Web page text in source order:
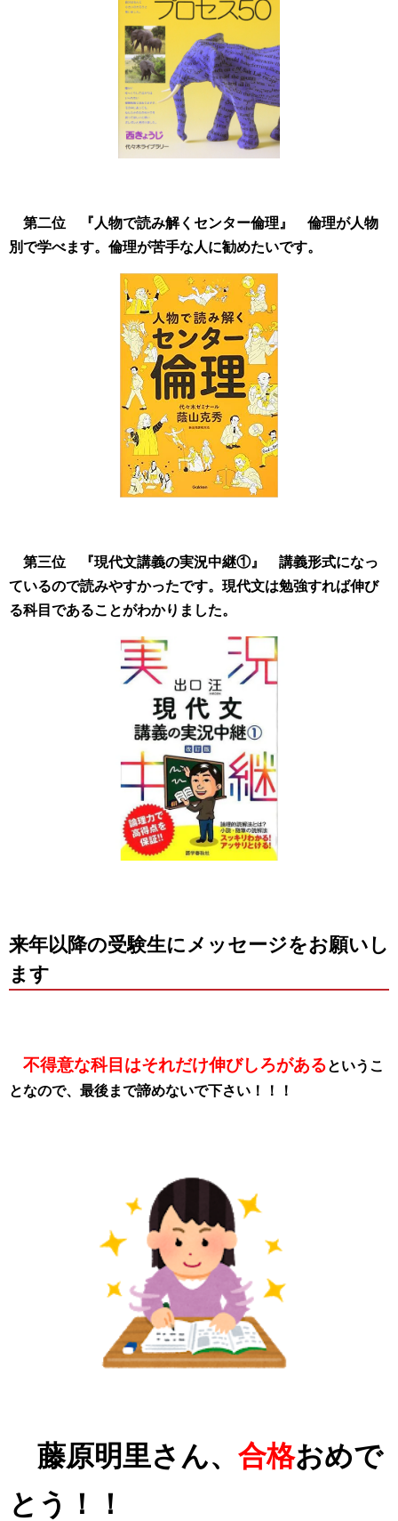
第二位 『人物で読み解くセンター倫理』 倫理が人物
別で学べます。倫理が苦手な人に勧めたいです。
第三位 『現代文講義の実況中継①』 講義形式になっ
ているので読みやすかったです。現代文は勉強すれば伸び
る科目であることがわかりました。
来年以降の受験生にメッセージをお願いし
ます
不得意な科目はそれだけ伸びしろがあるというこ
となので、最後まで諦めないで下さい！！！
藤原明里さん、 合格おめで
とう！！